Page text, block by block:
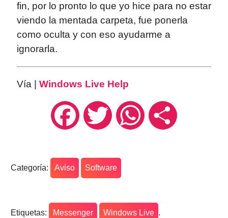
fin, por lo pronto lo que yo hice para no estar
viendo la mentada carpeta, fue ponerla
como oculta y con eso ayudarme a
ignorarla.
Vía | Windows Live Help
FacebookTwitter WhatsAppCompartir
Categoría: Aviso Software
Etiquetas: Messenger Windows Live .